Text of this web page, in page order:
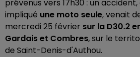
prévenus vers 17h30 : un
impliqué une moto seule, venait
mercredi 25 février sur la D30.2
Gardais et Combres, sur le
de Saint-Denis-d'Authou.